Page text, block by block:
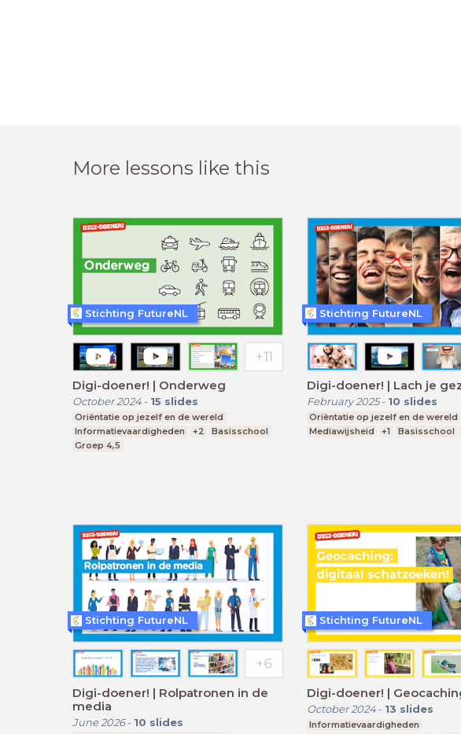
More lessons like this
Digi-doener! | Onderweg
October 2024- 15 slides
Oriëntatie op jezelf en de wereld
Informatievaardigheden
+2
Basisschool
Groep 4,5
Stichting FutureNL
Digi-doener! | Lach je
February 2025- 10 slides
Oriëntatie op jezelf en de wereld
Mediawijsheid
+1 Basisschool
Stichting FutureNL
Digi-doener! | Rolpatronen in de
media
June 2026- 10 slides
Stichting FutureNL
Digi-doener! |
October 2024- 13 slides
Informatievaardigheden
Stichting FutureNL